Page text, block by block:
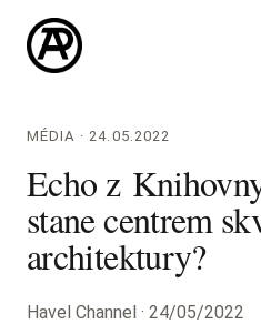
MÉDIA · 24.05.2022
Echo z
stane centrem
architektury?
Havel Channel · 24/05/2022